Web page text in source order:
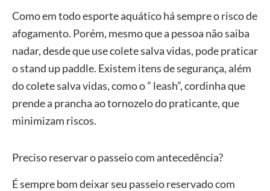
Como em todo esporte aquático há sempre o risco de
afogamento. Porém, mesmo que a pessoa não saiba
nadar, desde que use colete salva vidas, pode praticar
o stand up paddle. Existem itens de segurança, além
do colete salva vidas, como o ” leash”, cordinha que
prende a prancha ao tornozelo do praticante, que
minimizam riscos.
Preciso reservar o passeio com antecedência?
É sempre bom deixar seu passeio reservado com